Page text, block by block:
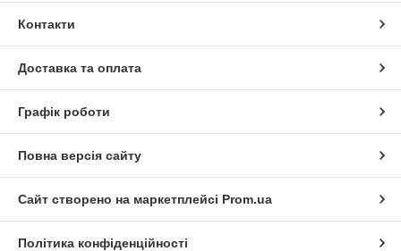
Контакти
Доставка та оплата
Графік роботи
Повна версія сайту
Сайт створено на маркетплейсі Prom.ua
Політика конфіденційності